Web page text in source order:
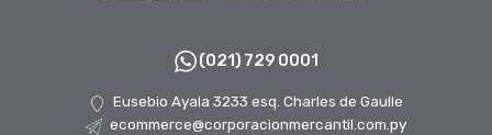
(021) 729 0001
Eusebio Ayala 3233 esq. Charles de Gaulle
ecommerce@corporacionmercantil.com.py